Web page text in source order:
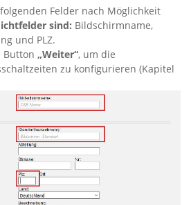
Felder nach Möglichkeit
sind: Bildschirmname,
und PLZ.
Button „Weiter“, um die
zu konfigurieren (Kapitel